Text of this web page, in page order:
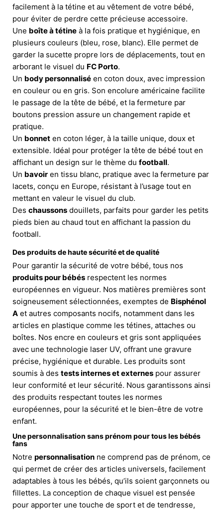
facilement à la tétine et au vêtement de votre bébé,
pour éviter de perdre cette précieuse accessoire.
Une boîte à tétine à la fois pratique et hygiénique, en
plusieurs couleurs (bleu, rose, blanc). Elle permet de
garder la sucette propre lors de déplacements, tout en
arborant le visuel du FC Porto.
Un body personnalisé en coton doux, avec impression
en couleur ou en gris. Son encolure américaine facilite
le passage de la tête de bébé, et la fermeture par
boutons pression assure un changement rapide et
pratique.
Un bonnet en coton léger, à la taille unique, doux et
extensible. Idéal pour protéger la tête de bébé tout en
affichant un design sur le thème du football.
Un bavoir en tissu blanc, pratique avec la fermeture par
lacets, conçu en Europe, résistant à l’usage tout en
mettant en valeur le visuel du club.
Des chaussons douillets, parfaits pour garder les petits
pieds bien au chaud tout en affichant la passion du
football.
Des produits de haute sécurité et de qualité
Pour garantir la sécurité de votre bébé, tous nos
produits pour bébés respectent les normes
européennes en vigueur. Nos matières premières sont
soigneusement sélectionnées, exemptes de Bisphénol
A et autres composants nocifs, notamment dans les
articles en plastique comme les tétines, attaches ou
boîtes. Nos encre en couleurs et gris sont appliquées
avec une technologie laser UV, offrant une gravure
précise, hygiénique et durable. Les produits sont
soumis à des tests internes et externes pour assurer
leur conformité et leur sécurité. Nous garantissons ainsi
des produits respectant toutes les normes
européennes, pour la sécurité et le bien-être de votre
enfant.
Une personnalisation sans prénom pour tous les bébés
fans
Notre personnalisation ne comprend pas de prénom, ce
qui permet de créer des articles universels, facilement
adaptables à tous les bébés, qu’ils soient garçonnets ou
fillettes. La conception de chaque visuel est pensée
pour apporter une touche de sport et de tendresse,